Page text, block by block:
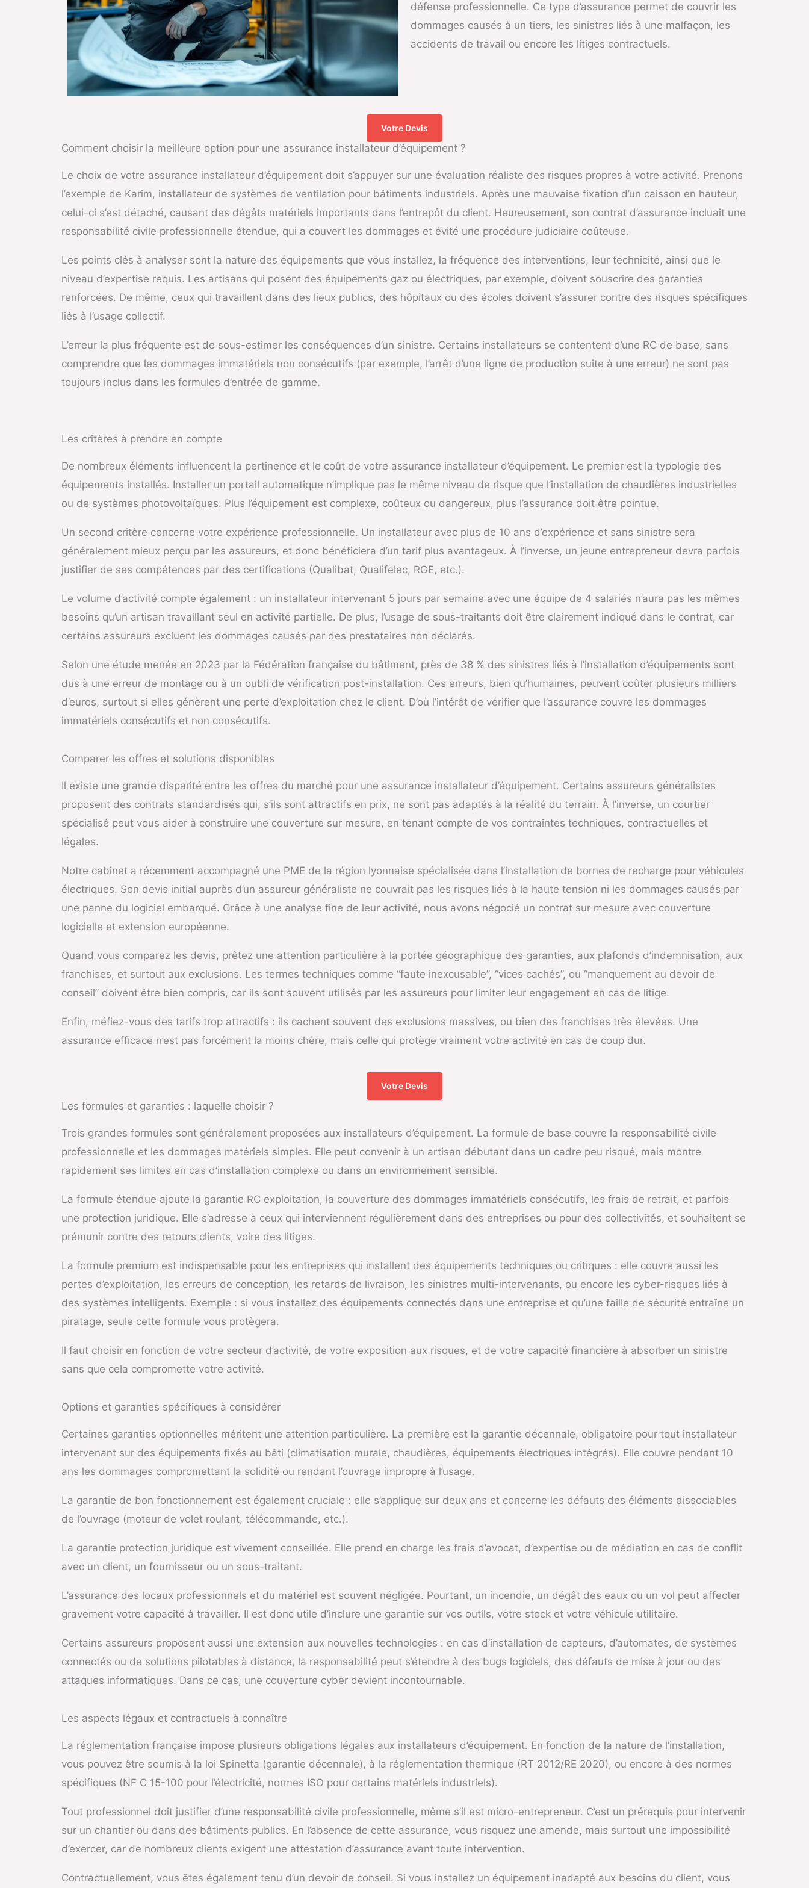
défense professionnelle. Ce type d’assurance permet de couvrir les
dommages causés à un tiers, les sinistres liés à une malfaçon, les
accidents de travail ou encore les litiges contractuels.
Votre Devis
Comment choisir la meilleure option pour une assurance installateur d’équipement ?
Le choix de votre assurance installateur d’équipement doit s’appuyer sur une évaluation réaliste des risques propres à votre activité. Prenons
l’exemple de Karim, installateur de systèmes de ventilation pour bâtiments industriels. Après une mauvaise fixation d’un caisson en hauteur,
celui-ci s’est détaché, causant des dégâts matériels importants dans l’entrepôt du client. Heureusement, son contrat d’assurance incluait une
responsabilité civile professionnelle étendue, qui a couvert les dommages et évité une procédure judiciaire coûteuse.
Les points clés à analyser sont la nature des équipements que vous installez, la fréquence des interventions, leur technicité, ainsi que le
niveau d’expertise requis. Les artisans qui posent des équipements gaz ou électriques, par exemple, doivent souscrire des garanties
renforcées. De même, ceux qui travaillent dans des lieux publics, des hôpitaux ou des écoles doivent s’assurer contre des risques spécifiques
liés à l’usage collectif.
L’erreur la plus fréquente est de sous-estimer les conséquences d’un sinistre. Certains installateurs se contentent d’une RC de base, sans
comprendre que les dommages immatériels non consécutifs (par exemple, l’arrêt d’une ligne de production suite à une erreur) ne sont pas
toujours inclus dans les formules d’entrée de gamme.
Les critères à prendre en compte
De nombreux éléments influencent la pertinence et le coût de votre assurance installateur d’équipement. Le premier est la typologie des
équipements installés. Installer un portail automatique n’implique pas le même niveau de risque que l’installation de chaudières industrielles
ou de systèmes photovoltaïques. Plus l’équipement est complexe, coûteux ou dangereux, plus l’assurance doit être pointue.
Un second critère concerne votre expérience professionnelle. Un installateur avec plus de 10 ans d’expérience et sans sinistre sera
généralement mieux perçu par les assureurs, et donc bénéficiera d’un tarif plus avantageux. À l’inverse, un jeune entrepreneur devra parfois
justifier de ses compétences par des certifications (Qualibat, Qualifelec, RGE, etc.).
Le volume d’activité compte également : un installateur intervenant 5 jours par semaine avec une équipe de 4 salariés n’aura pas les mêmes
besoins qu’un artisan travaillant seul en activité partielle. De plus, l’usage de sous-traitants doit être clairement indiqué dans le contrat, car
certains assureurs excluent les dommages causés par des prestataires non déclarés.
Selon une étude menée en 2023 par la Fédération française du bâtiment, près de 38 % des sinistres liés à l’installation d’équipements sont
dus à une erreur de montage ou à un oubli de vérification post-installation. Ces erreurs, bien qu’humaines, peuvent coûter plusieurs milliers
d’euros, surtout si elles génèrent une perte d’exploitation chez le client. D’où l’intérêt de vérifier que l’assurance couvre les dommages
immatériels consécutifs et non consécutifs.
Comparer les offres et solutions disponibles
Il existe une grande disparité entre les offres du marché pour une assurance installateur d’équipement. Certains assureurs généralistes
proposent des contrats standardisés qui, s’ils sont attractifs en prix, ne sont pas adaptés à la réalité du terrain. À l’inverse, un courtier
spécialisé peut vous aider à construire une couverture sur mesure, en tenant compte de vos contraintes techniques, contractuelles et
légales.
Notre cabinet a récemment accompagné une PME de la région lyonnaise spécialisée dans l’installation de bornes de recharge pour véhicules
électriques. Son devis initial auprès d’un assureur généraliste ne couvrait pas les risques liés à la haute tension ni les dommages causés par
une panne du logiciel embarqué. Grâce à une analyse fine de leur activité, nous avons négocié un contrat sur mesure avec couverture
logicielle et extension européenne.
Quand vous comparez les devis, prêtez une attention particulière à la portée géographique des garanties, aux plafonds d’indemnisation, aux
franchises, et surtout aux exclusions. Les termes techniques comme “faute inexcusable”, “vices cachés”, ou “manquement au devoir de
conseil” doivent être bien compris, car ils sont souvent utilisés par les assureurs pour limiter leur engagement en cas de litige.
Enfin, méfiez-vous des tarifs trop attractifs : ils cachent souvent des exclusions massives, ou bien des franchises très élevées. Une
assurance efficace n’est pas forcément la moins chère, mais celle qui protège vraiment votre activité en cas de coup dur.
Votre Devis
Les formules et garanties : laquelle choisir ?
Trois grandes formules sont généralement proposées aux installateurs d’équipement. La formule de base couvre la responsabilité civile
professionnelle et les dommages matériels simples. Elle peut convenir à un artisan débutant dans un cadre peu risqué, mais montre
rapidement ses limites en cas d’installation complexe ou dans un environnement sensible.
La formule étendue ajoute la garantie RC exploitation, la couverture des dommages immatériels consécutifs, les frais de retrait, et parfois
une protection juridique. Elle s’adresse à ceux qui interviennent régulièrement dans des entreprises ou pour des collectivités, et souhaitent se
prémunir contre des retours clients, voire des litiges.
La formule premium est indispensable pour les entreprises qui installent des équipements techniques ou critiques : elle couvre aussi les
pertes d’exploitation, les erreurs de conception, les retards de livraison, les sinistres multi-intervenants, ou encore les cyber-risques liés à
des systèmes intelligents. Exemple : si vous installez des équipements connectés dans une entreprise et qu’une faille de sécurité entraîne un
piratage, seule cette formule vous protègera.
Il faut choisir en fonction de votre secteur d’activité, de votre exposition aux risques, et de votre capacité financière à absorber un sinistre
sans que cela compromette votre activité.
Options et garanties spécifiques à considérer
Certaines garanties optionnelles méritent une attention particulière. La première est la garantie décennale, obligatoire pour tout installateur
intervenant sur des équipements fixés au bâti (climatisation murale, chaudières, équipements électriques intégrés). Elle couvre pendant 10
ans les dommages compromettant la solidité ou rendant l’ouvrage impropre à l’usage.
La garantie de bon fonctionnement est également cruciale : elle s’applique sur deux ans et concerne les défauts des éléments dissociables
de l’ouvrage (moteur de volet roulant, télécommande, etc.).
La garantie protection juridique est vivement conseillée. Elle prend en charge les frais d’avocat, d’expertise ou de médiation en cas de conflit
avec un client, un fournisseur ou un sous-traitant.
L’assurance des locaux professionnels et du matériel est souvent négligée. Pourtant, un incendie, un dégât des eaux ou un vol peut affecter
gravement votre capacité à travailler. Il est donc utile d’inclure une garantie sur vos outils, votre stock et votre véhicule utilitaire.
Certains assureurs proposent aussi une extension aux nouvelles technologies : en cas d’installation de capteurs, d’automates, de systèmes
connectés ou de solutions pilotables à distance, la responsabilité peut s’étendre à des bugs logiciels, des défauts de mise à jour ou des
attaques informatiques. Dans ce cas, une couverture cyber devient incontournable.
Les aspects légaux et contractuels à connaître
La réglementation française impose plusieurs obligations légales aux installateurs d’équipement. En fonction de la nature de l’installation,
vous pouvez être soumis à la loi Spinetta (garantie décennale), à la réglementation thermique (RT 2012/RE 2020), ou encore à des normes
spécifiques (NF C 15-100 pour l’électricité, normes ISO pour certains matériels industriels).
Tout professionnel doit justifier d’une responsabilité civile professionnelle, même s’il est micro-entrepreneur. C’est un prérequis pour intervenir
sur un chantier ou dans des bâtiments publics. En l’absence de cette assurance, vous risquez une amende, mais surtout une impossibilité
d’exercer, car de nombreux clients exigent une attestation d’assurance avant toute intervention.
Contractuellement, vous êtes également tenu d’un devoir de conseil. Si vous installez un équipement inadapté aux besoins du client, vous